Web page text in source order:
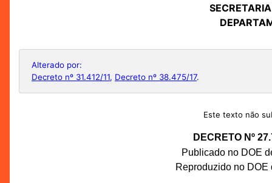
Alterado por:
Decreto nº 31.412/11, Decreto nº 38.475/17.
Este texto não
DECRETO Nº
Publicado no DOE
Reproduzido no DOE